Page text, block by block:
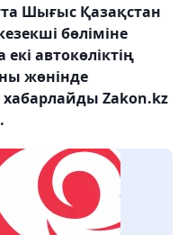
Шығыс Қазақстан
бөліміне
автокөліктің
жөнінде
хабарлайды Zakon.kz